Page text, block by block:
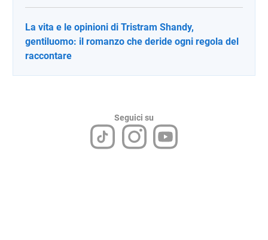
La vita e le opinioni di Tristram Shandy,
gentiluomo: il romanzo che deride ogni regola del
raccontare
Seguici su